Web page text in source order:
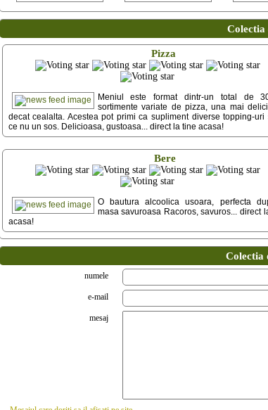
Colectia
Pizza
Meniul este format dintr-un total de
sortimente variate de pizza, una mai
decat cealalta. Acestea pot primi ca supliment diverse topping-uri
ce nu un sos. Delicioasa, gustoasa... direct la tine acasa!
Bere
O bautura alcoolica usoara, perfecta
masa savuroasa Racoros, savuros... direct
acasa!
Colectia
numele
e-mail
mesaj